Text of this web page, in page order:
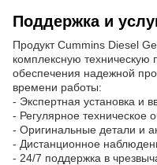
Поддержка и
Продукт Cummins Diesel
комплексную техническую
обеспечения надежной
времени работы:
- Экспертная установка и
- Регулярное техническое
- Оригинальные детали и
- Дистанционное
- 24/7 поддержка в